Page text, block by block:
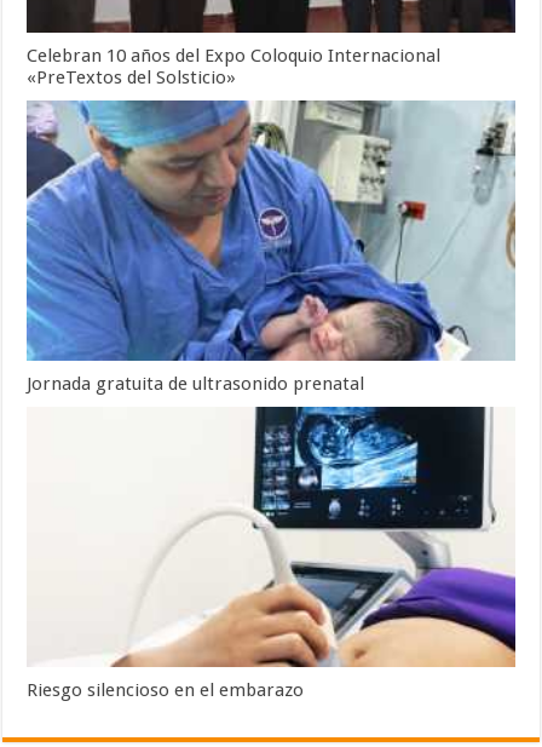
Celebran 10 años del Expo Coloquio Internacional
«PreTextos del Solsticio»
Jornada gratuita de ultrasonido prenatal
Riesgo silencioso en el embarazo